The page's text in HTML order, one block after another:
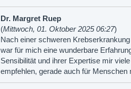
Dr. Margret Ruep
(Mittwoch, 01. Oktober 2025 06:27)
Nach einer schweren
war für mich eine wunderbare
Sensibilität und ihrer Expertise mir
empfehlen, gerade auch für Menschen